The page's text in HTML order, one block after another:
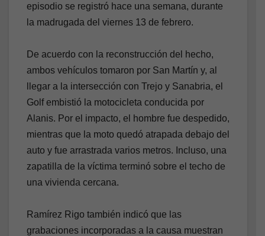
episodio se registró hace una semana, durante
la madrugada del viernes 13 de febrero.
De acuerdo con la reconstrucción del hecho,
ambos vehículos tomaron por San Martín y, al
llegar a la intersección con Trejo y Sanabria, el
Golf embistió la motocicleta conducida por
Alanis. Por el impacto, el hombre fue despedido,
mientras que la moto quedó atrapada debajo del
auto y fue arrastrada varios metros. Incluso, una
zapatilla de la víctima terminó sobre el techo de
una vivienda cercana.
Ramírez Rigo también indicó que las
grabaciones incorporadas a la causa muestran